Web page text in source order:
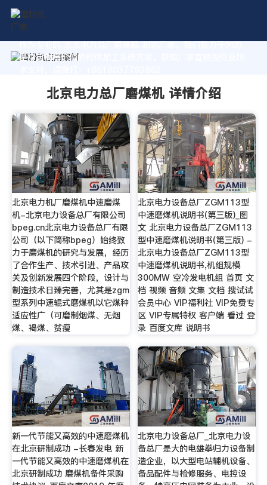
作为专业的 北京电力总厂磨煤机 制造厂家，我们致力于为您
量身定制高价值的粉体加工系统方案。获取厂家直销报价及技
北京电力总厂磨煤机 详情介绍
北京电力机厂磨煤机中速磨煤
机-北京电力设备总厂有限公司
bpeg.cn北京电力设备总厂有限
公司（以下简称bpeg）始终致
力于磨煤机的研究与发展，经历
了合作生产、技术引进、产品攻
关及创新发展四个阶段，设计与
制造技术日臻完善，尤其是zgm
型系列中速辊式磨煤机以它煤种
适应性广（可磨制烟煤、无烟
煤、褐煤、贫瘦
北京电力设备总厂ZGM113型
中速磨煤机说明书(第三版)_图
文 北京电力设备总厂ZGM113
型中速磨煤机说明书(第三版) -
北京电力设备总厂ZGM113型
中速磨煤机说明书,机组规模
300MW 空冷发电机组 首页 文
档 视频 音频 文集 文档 搜试试
会员中心 VIP福利社 VIP免费专
区 VIP专属特权 客户端 看过 登
录 百度文库 说明书
新一代节能又高效的中速磨煤机
在北京研制成功 -长春发电 新
一代节能又高效的中速磨煤机在
北京研制成功 磨煤机备件采购
北京电力设备总厂_北京电力设
备总厂是大的电雄拳归力设备制
造企业，以大型电站辅机设备、
备品配件与检修服务、电控设